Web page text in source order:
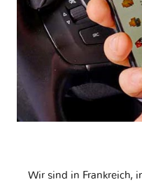
Wir sind in Frankreich,